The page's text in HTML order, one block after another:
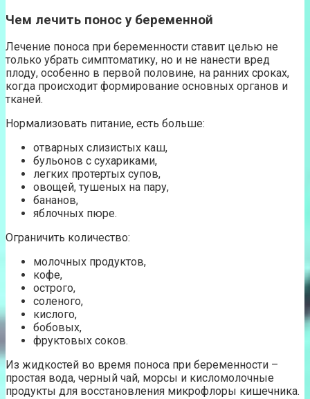
Чем лечить понос у беременной
Лечение поноса при беременности ставит целью не
только убрать симптоматику, но и не нанести вред
плоду, особенно в первой половине, на ранних сроках,
когда происходит формирование основных органов и
тканей.
Нормализовать питание, есть больше:
отварных слизистых каш,
бульонов с сухариками,
легких протертых супов,
овощей, тушеных на пару,
бананов,
яблочных пюре.
Ограничить количество:
молочных продуктов,
кофе,
острого,
соленого,
кислого,
бобовых,
фруктовых соков.
Из жидкостей во время поноса при беременности –
простая вода, черный чай, морсы и кисломолочные
продукты для восстановления микрофлоры кишечника.